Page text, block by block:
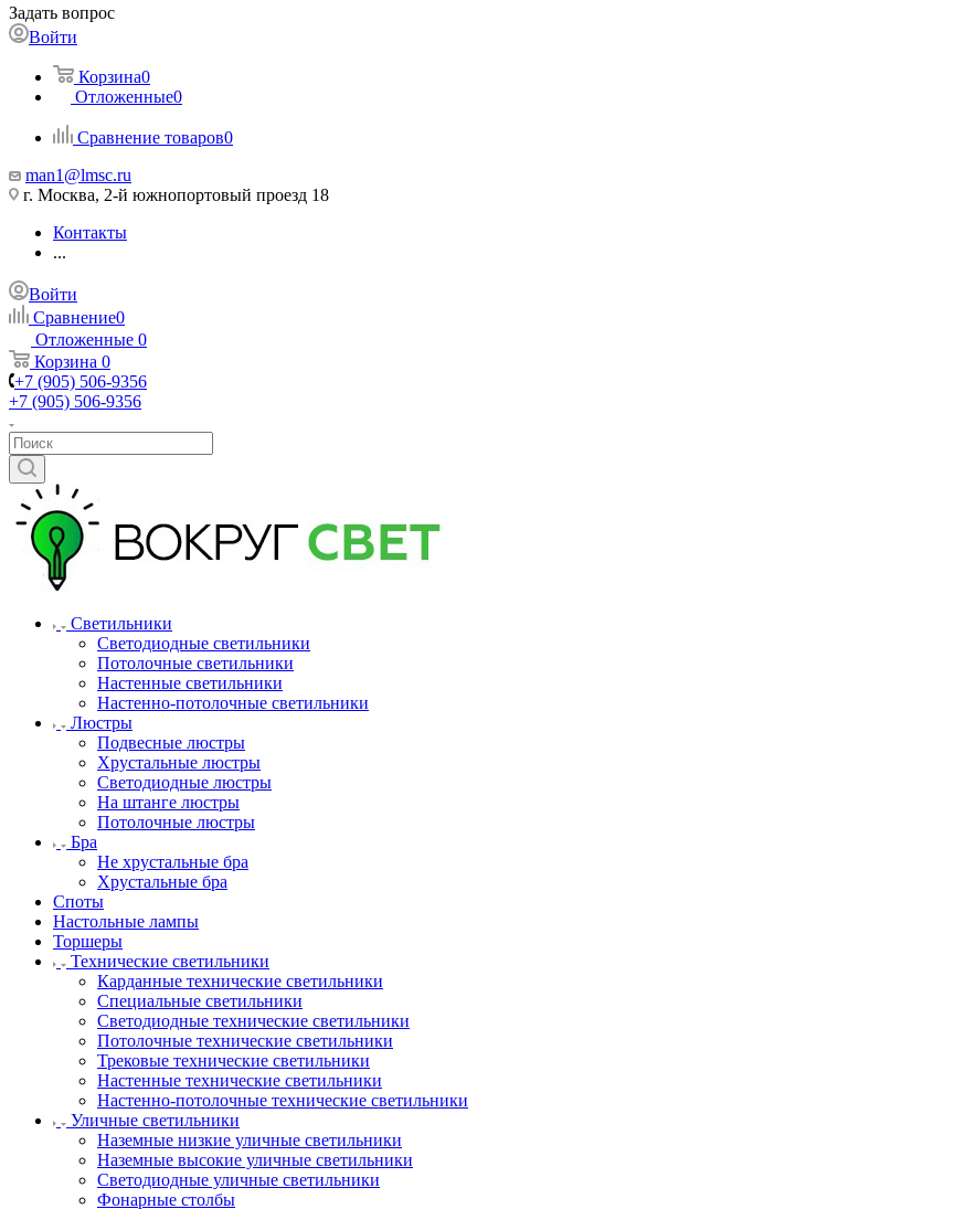
Задать вопрос
Войти
Корзина0
Отложенные0
Сравнение товаров0
man1@lmsc.ru
г. Москва, 2-й южнопортовый проезд 18
Контакты
...
Войти
Сравнение0
Отложенные 0
Корзина 0
+7 (905) 506-9356
+7 (905) 506-9356
Светильники
Светодиодные светильники
Потолочные светильники
Настенные светильники
Настенно-потолочные светильники
Люстры
Подвесные люстры
Хрустальные люстры
Светодиодные люстры
На штанге люстры
Потолочные люстры
Бра
Не хрустальные бра
Хрустальные бра
Споты
Настольные лампы
Торшеры
Технические светильники
Карданные технические светильники
Специальные светильники
Светодиодные технические светильники
Потолочные технические светильники
Трековые технические светильники
Настенные технические светильники
Настенно-потолочные технические светильники
Уличные светильники
Наземные низкие уличные светильники
Наземные высокие уличные светильники
Светодиодные уличные светильники
Фонарные столбы